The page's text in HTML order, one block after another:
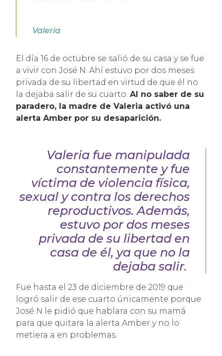
Valeria
El día 16 de octubre se salió de su casa y se fue
a vivir con José N. Ahí estuvo por dos meses
privada de su libertad en virtud de que él no
la dejaba salir de su cuarto. Al no saber de su
paradero, la madre de Valeria activó una
alerta Amber por su desaparición.
Valeria fue manipulada
constantemente y fue
víctima de violencia física,
sexual y contra los derechos
reproductivos. Además,
estuvo por dos meses
privada de su libertad en
casa de él, ya que no la
dejaba salir.
Fue hasta el 23 de diciembre de 2019 que
logró salir de ese cuarto únicamente porque
José N le pidió que hablara con su mamá
para que quitara la alerta Amber y no lo
metiera a en problemas.